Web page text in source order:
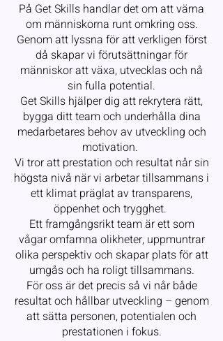
På Get Skills handlar det om att värna
om människorna runt omkring oss.
Genom att lyssna för att verkligen först
då skapar vi förutsättningar för
människor att växa, utvecklas och nå
sin fulla potential.
Get Skills hjälper dig att rekrytera rätt,
bygga ditt team och underhålla dina
medarbetares behov av utveckling och
motivation.
Vi tror att prestation och resultat når sin
högsta nivå när vi arbetar tillsammans i
ett klimat präglat av transparens,
öppenhet och trygghet.
Ett framgångsrikt team är ett som
vågar omfamna olikheter, uppmuntrar
olika perspektiv och skapar plats för att
umgås och ha roligt tillsammans.
För oss är det precis så vi når både
resultat och hållbar utveckling – genom
att sätta personen, potentialen och
prestationen i fokus.